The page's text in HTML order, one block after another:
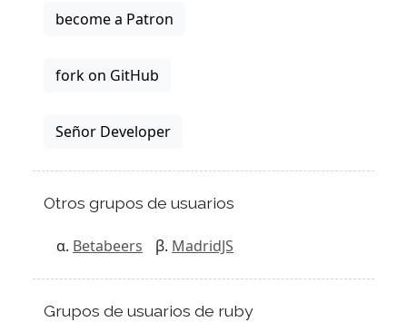
become a Patron
fork on GitHub
Señor Developer
Otros grupos de usuarios
Betabeers MadridJS
Grupos de usuarios de ruby